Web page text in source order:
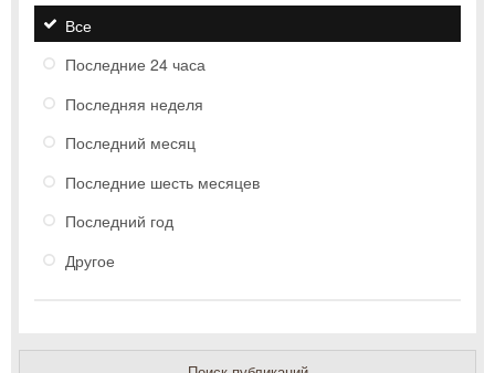
Все
Последние 24 часа
Последняя неделя
Последний месяц
Последние шесть месяцев
Последний год
Другое